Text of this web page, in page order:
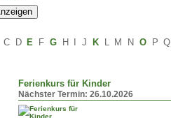
C D E F G H J K L M N O P Q
Ferienkurs für Kinder
Nächster Termin:26.10.2026